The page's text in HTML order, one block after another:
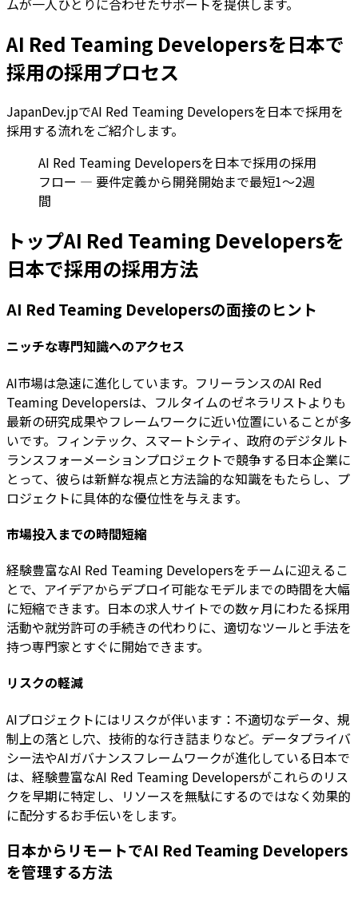
ムが一人ひとりに合わせたサポートを提供します。
AI Red Teaming Developersを日本で
採用の採用プロセス
JapanDev.jpでAI Red Teaming Developersを日本で採用を
採用する流れをご紹介します。
AI Red Teaming Developersを日本で採用の採用
フロー — 要件定義から開発開始まで最短1〜2週
間
トップAI Red Teaming Developersを
日本で採用の採用方法
AI Red Teaming Developersの面接のヒント
ニッチな専門知識へのアクセス
AI市場は急速に進化しています。フリーランスのAI Red
Teaming Developersは、フルタイムのゼネラリストよりも
最新の研究成果やフレームワークに近い位置にいることが多
いです。フィンテック、スマートシティ、政府のデジタルト
ランスフォーメーションプロジェクトで競争する日本企業に
とって、彼らは新鮮な視点と方法論的な知識をもたらし、プ
ロジェクトに具体的な優位性を与えます。
市場投入までの時間短縮
経験豊富なAI Red Teaming Developersをチームに迎えるこ
とで、アイデアからデプロイ可能なモデルまでの時間を大幅
に短縮できます。日本の求人サイトでの数ヶ月にわたる採用
活動や就労許可の手続きの代わりに、適切なツールと手法を
持つ専門家とすぐに開始できます。
リスクの軽減
AIプロジェクトにはリスクが伴います：不適切なデータ、規
制上の落とし穴、技術的な行き詰まりなど。データプライバ
シー法やAIガバナンスフレームワークが進化している日本で
は、経験豊富なAI Red Teaming Developersがこれらのリス
クを早期に特定し、リソースを無駄にするのではなく効果的
に配分するお手伝いをします。
日本からリモートでAI Red Teaming Developers
を管理する方法